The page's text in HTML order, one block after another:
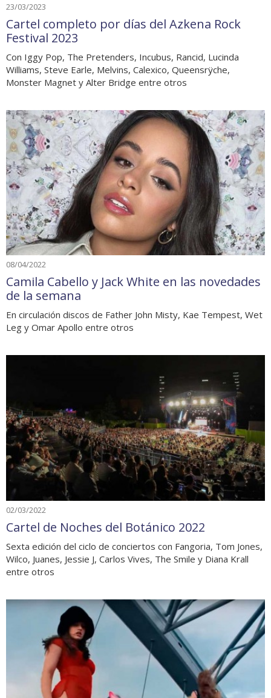
23/03/2023
Cartel completo por días del Azkena Rock
Festival 2023
Con Iggy Pop, The Pretenders, Incubus, Rancid, Lucinda
Williams, Steve Earle, Melvins, Calexico, Queensrÿche,
Monster Magnet y Alter Bridge entre otros
08/04/2022
Camila Cabello y Jack White en las novedades
de la semana
En circulación discos de Father John Misty, Kae Tempest, Wet
Leg y Omar Apollo entre otros
02/03/2022
Cartel de Noches del Botánico 2022
Sexta edición del ciclo de conciertos con Fangoria, Tom Jones,
Wilco, Juanes, Jessie J, Carlos Vives, The Smile y Diana Krall
entre otros